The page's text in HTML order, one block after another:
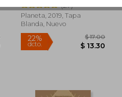
60% $
(27)
Planeta, 2019, Tapa
Blanda, Nuevo